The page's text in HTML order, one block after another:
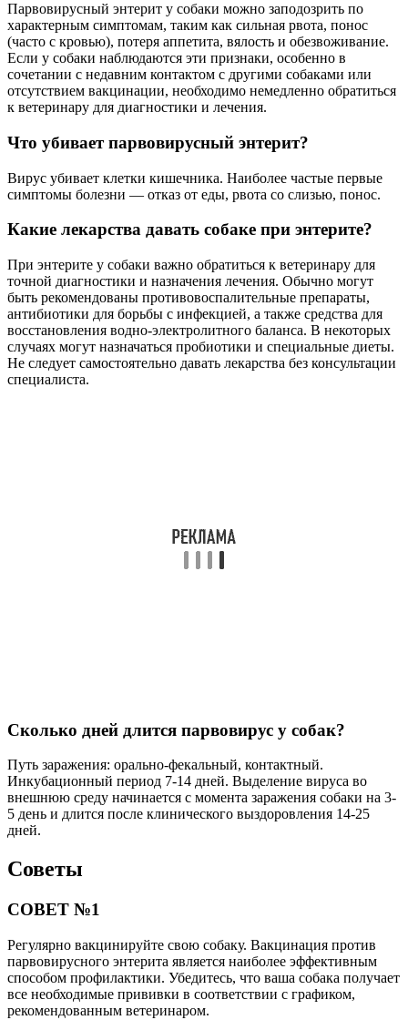
Парвовирусный энтерит у собаки можно заподозрить по
характерным симптомам, таким как сильная рвота, понос
(часто с кровью), потеря аппетита, вялость и обезвоживание.
Если у собаки наблюдаются эти признаки, особенно в
сочетании с недавним контактом с другими собаками или
отсутствием вакцинации, необходимо немедленно обратиться
к ветеринару для диагностики и лечения.
Что убивает парвовирусный энтерит?
Вирус убивает клетки кишечника. Наиболее частые первые
симптомы болезни — отказ от еды, рвота со слизью, понос.
Какие лекарства давать собаке при энтерите?
При энтерите у собаки важно обратиться к ветеринару для
точной диагностики и назначения лечения. Обычно могут
быть рекомендованы противовоспалительные препараты,
антибиотики для борьбы с инфекцией, а также средства для
восстановления водно-электролитного баланса. В некоторых
случаях могут назначаться пробиотики и специальные диеты.
Не следует самостоятельно давать лекарства без консультации
специалиста.
Сколько дней длится парвовирус у собак?
Путь заражения: орально-фекальный, контактный.
Инкубационный период 7-14 дней. Выделение вируса во
внешнюю среду начинается с момента заражения собаки на 3-
5 день и длится после клинического выздоровления 14-25
дней.
Советы
СОВЕТ №1
Регулярно вакцинируйте свою собаку. Вакцинация против
парвовирусного энтерита является наиболее эффективным
способом профилактики. Убедитесь, что ваша собака получает
все необходимые прививки в соответствии с графиком,
рекомендованным ветеринаром.